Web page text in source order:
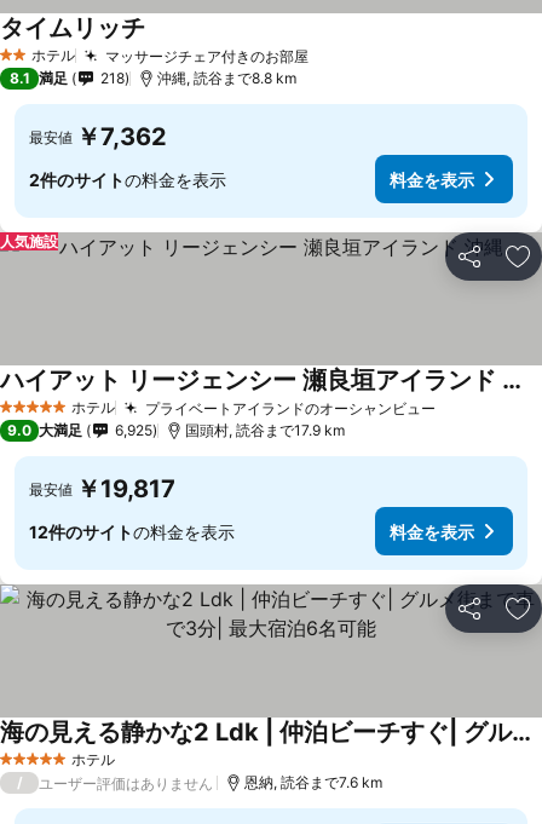
2 ホテルのランク
ホテル マッサージチェア付きのお部屋
タイムリッチ
8.1 満足 218 沖縄, 読谷まで8.8 km
最安値 ￥7,362
2件のサイトの料金を表示 料金を表示
シェア お
人気施設
5 ホテルのランク
ホテル プライベートアイランドのオーシャンビュー
ハイアット リージェンシー 瀬良垣アイランド 沖縄
9.0 大満足 6,925 国頭村, 読谷まで17.9 km
最安値 ￥19,817
12件のサイトの料金を表示 料金を表示
シェア お
5 ホテルのランク
ホテル
海の見える静かな2 Ldk | 仲泊ビーチすぐ| グルメ街まで車で3分| 最大宿泊6名可能
/ ユーザー評価はありません 恩納, 読谷まで7.6 km